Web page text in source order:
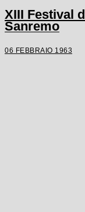
XIII Festival
Sanremo
06 FEBBRAIO 1963